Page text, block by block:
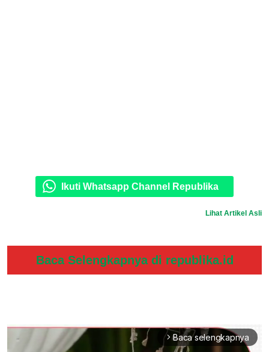
Ikuti Whatsapp Channel Republika
Lihat Artikel Asli
Baca Selengkapnya di republika.id
arrow_forward_ios Baca selengkapnya